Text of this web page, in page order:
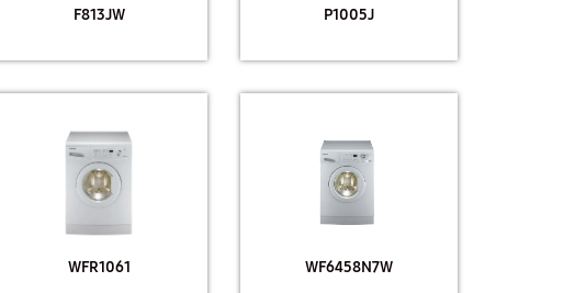
F813JW P1005J
WFR1061 WF6458N7W